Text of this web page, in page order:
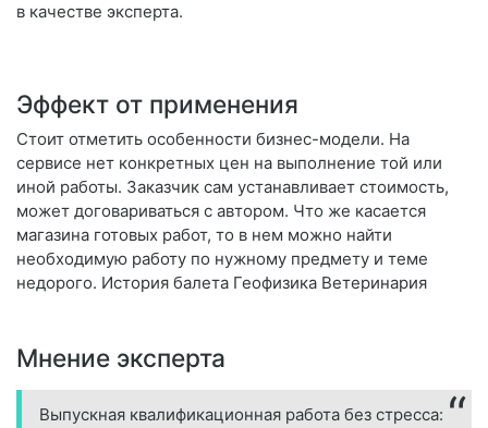
в качестве эксперта.
Эффект от применения
Стоит отметить особенности бизнес-модели. На
сервисе нет конкретных цен на выполнение той или
иной работы. Заказчик сам устанавливает стоимость,
может договариваться с автором. Что же касается
магазина готовых работ, то в нем можно найти
необходимую работу по нужному предмету и теме
недорого. История балета Геофизика Ветеринария
Мнение эксперта
Выпускная квалификационная работа без стресса: